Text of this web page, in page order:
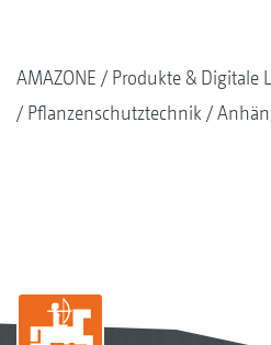
AMAZONE
Produkte & Digitale
Pflanzenschutztechnik